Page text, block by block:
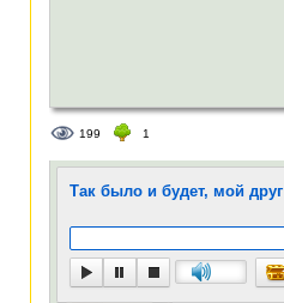
199 1
Так было и будет, мой друг